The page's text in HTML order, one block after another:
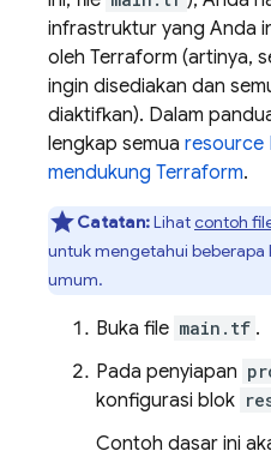
infrastruktur yang Anda
oleh Terraform (artinya,
ingin disediakan dan
diaktifkan). Dalam
lengkap semua resource
mendukung Terraform.
Catatan:Lihatcontoh
untuk mengetahui beberapa
umum.
Buka file main.tf .
Pada penyiapan
konfigurasi blok
Contoh dasar ini